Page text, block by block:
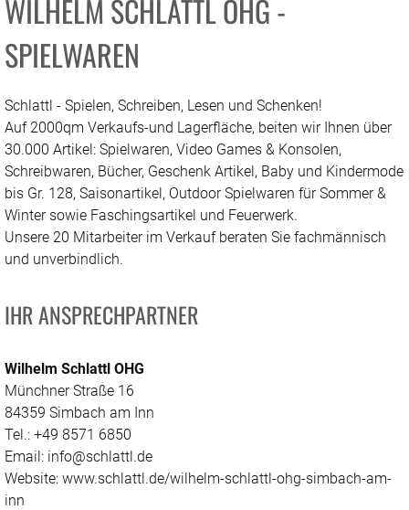
WILHELM SCHLATTL OHG -
SPIELWAREN
Schlattl - Spielen, Schreiben, Lesen und Schenken!
Auf 2000qm Verkaufs-und Lagerfläche, beiten wir Ihnen über
30.000 Artikel: Spielwaren, Video Games & Konsolen,
Schreibwaren, Bücher, Geschenk Artikel, Baby und Kindermode
bis Gr. 128, Saisonartikel, Outdoor Spielwaren für Sommer &
Winter sowie Faschingsartikel und Feuerwerk.
Unsere 20 Mitarbeiter im Verkauf beraten Sie fachmännisch
und unverbindlich.
IHR ANSPRECHPARTNER
Wilhelm Schlattl OHG
Münchner Straße 16
84359 Simbach am Inn
Tel.: +49 8571 6850
Email: info@schlattl.de
Website: www.schlattl.de/wilhelm-schlattl-ohg-simbach-am-
inn